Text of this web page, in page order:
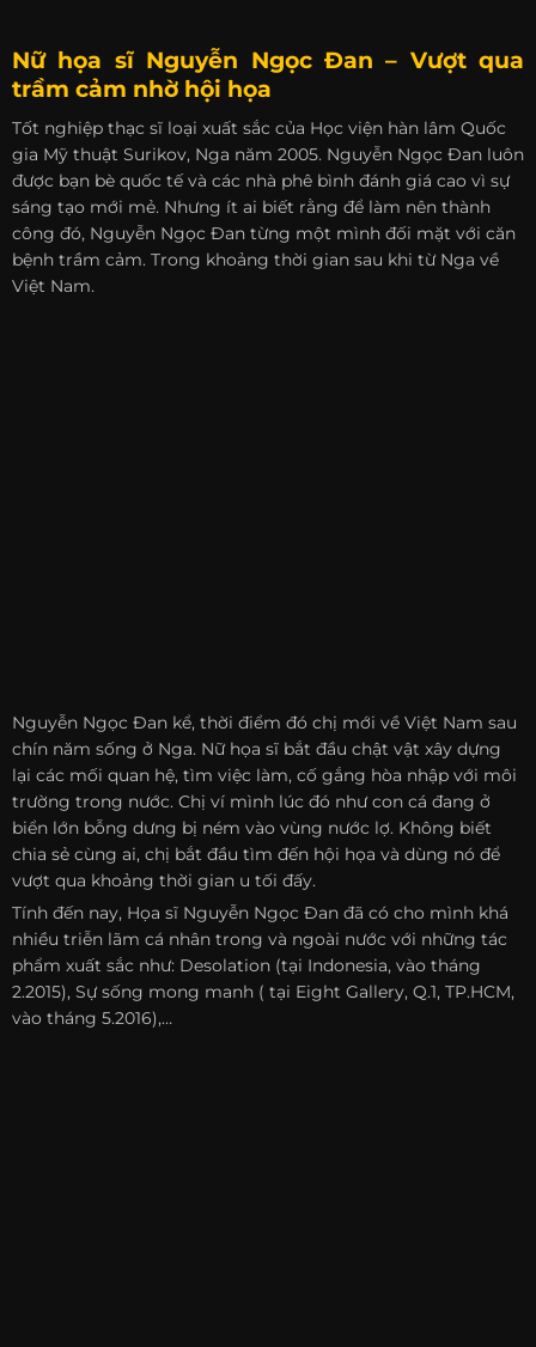
Nữ họa sĩ Nguyễn Ngọc Đan – Vượt qua
trầm cảm nhờ hội họa
Tốt nghiệp thạc sĩ loại xuất sắc của Học viện hàn lâm Quốc
gia Mỹ thuật Surikov, Nga năm 2005. Nguyễn Ngọc Đan luôn
được bạn bè quốc tế và các nhà phê bình đánh giá cao vì sự
sáng tạo mới mẻ. Nhưng ít ai biết rằng để làm nên thành
công đó, Nguyễn Ngọc Đan từng một mình đối mặt với căn
bệnh trầm cảm. Trong khoảng thời gian sau khi từ Nga về
Việt Nam.
Nguyễn Ngọc Đan kể, thời điểm đó chị mới về Việt Nam sau
chín năm sống ở Nga. Nữ họa sĩ bắt đầu chật vật xây dựng
lại các mối quan hệ, tìm việc làm, cố gắng hòa nhập với môi
trường trong nước. Chị ví mình lúc đó như con cá đang ở
biển lớn bỗng dưng bị ném vào vùng nước lợ. Không biết
chia sẻ cùng ai, chị bắt đầu tìm đến hội họa và dùng nó để
vượt qua khoảng thời gian u tối đấy.
Tính đến nay, Họa sĩ Nguyễn Ngọc Đan đã có cho mình khá
nhiều triễn lãm cá nhân trong và ngoài nước với những tác
phẩm xuất sắc như: Desolation (tại Indonesia, vào tháng
2.2015), Sự sống mong manh ( tại Eight Gallery, Q.1, TP.HCM,
vào tháng 5.2016),…